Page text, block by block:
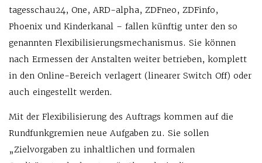
tagesschau24, One, ARD-alpha, ZDFneo, ZDFinfo,
Phoenix und Kinderkanal – fallen künftig unter den so
genannten Flexibilisierungsmechanismus. Sie können
nach Ermessen der Anstalten weiter betrieben, komplett
in den Online-Bereich verlagert (linearer Switch Off) oder
auch eingestellt werden.
Mit der Flexibilisierung des Auftrags kommen auf die
Rundfunkgremien neue Aufgaben zu. Sie sollen
„Zielvorgaben zu inhaltlichen und formalen